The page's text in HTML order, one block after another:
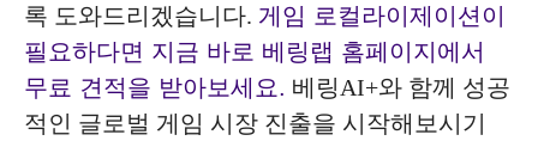
록 도와드리겠습니다. 게임 로컬라이제이션이
필요하다면 지금 바로 베링랩 홈페이지에서
무료 견적을 받아보세요. 베링AI+와 함께 성공
적인 글로벌 게임 시장 진출을 시작해보시기